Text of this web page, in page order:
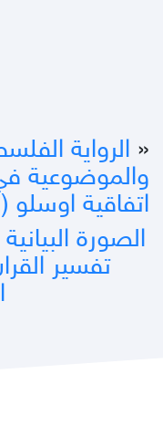
« الرواية
والموضوعية
اتفاقية اوسلو (1992م)
الصورة
تفسير